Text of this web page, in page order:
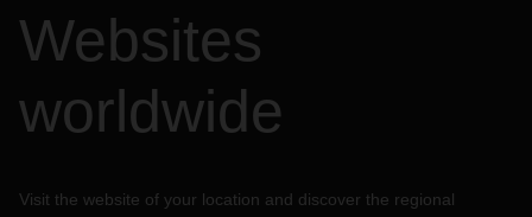
Websites
worldwide
Visit the website of your location and discover the regional